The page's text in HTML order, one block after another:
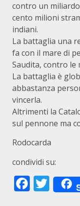
contro un
cento milioni
indiani.
La battaglia una
fa con il mare di
Saudita, contro le
La battaglia è
abbastanza
vincerla.
Altrimenti la
sul pennone ma
Rodocarda
condividi su: